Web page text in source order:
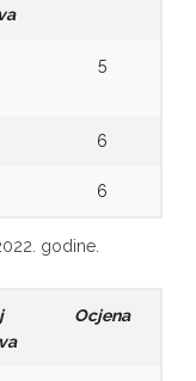
5
6
6
godine.
Ocjena